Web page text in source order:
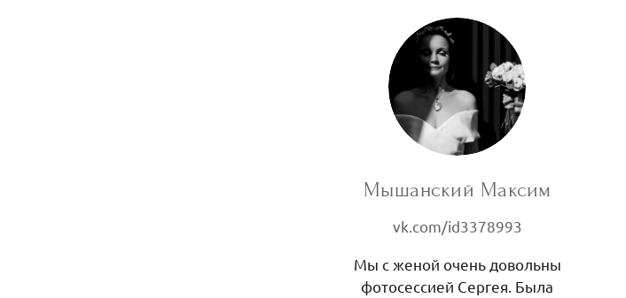
Мышанский Максим
vk.com/id3378993
Мы с женой очень довольны
фотосессией Сергея. Была